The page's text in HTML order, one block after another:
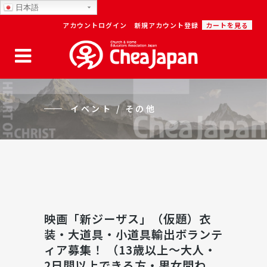
アカウントログイン 新規アカウント登録 カートを見る
イベント / その他
映画「新ジーザス」（仮題）衣
装・大道具・小道具輸出ボランテ
ィア募集！ （13歳以上～大人・
日本語